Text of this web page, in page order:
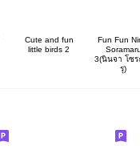
Cute and fun
little birds 2
Fun Fun
3(นินจา โซร
รุ)